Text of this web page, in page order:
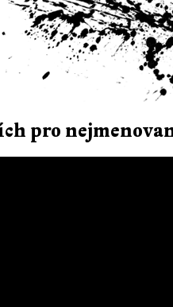
pro